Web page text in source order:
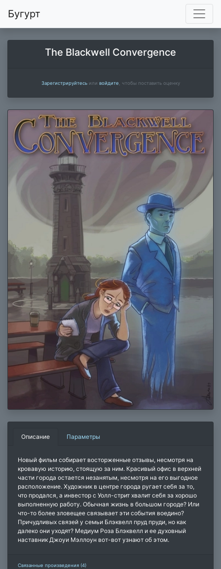
Бугурт
The Blackwell Convergence
Зарегистрируйтесьили войдите , чтобы поставить оценку
Описание Параметры
Новый фильм собирает восторженные отзывы, несмотря на
кровавую историю, стоящую за ним. Красивый офис в верхней
части города остается незанятым, несмотря на его выгодное
расположение. Художник в центре города ругает себя за то,
что продался, а инвестор с Уолл-стрит хвалит себя за хорошо
выполненную работу. Обычная жизнь в большом городе? Или
что-то более зловещее связывает эти события воедино?
Причудливых связей у семьи Блэквелл пруд пруди, но как
далеко они уходят? Медиум Роза Блэквелл и ее духовный
наставник Джоуи Мэллоун вот-вот узнают об этом.
Связанные произведения (4)